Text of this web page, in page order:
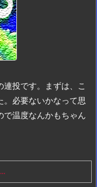
投です。 まずは、こ
必要ないかなって思
温度なんかもちゃん